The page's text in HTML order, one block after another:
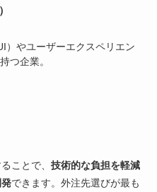
）やユーザーエクスペリエン
つ企業。
ことで、 技術的な負担を軽減
できます。外注先選びが最も